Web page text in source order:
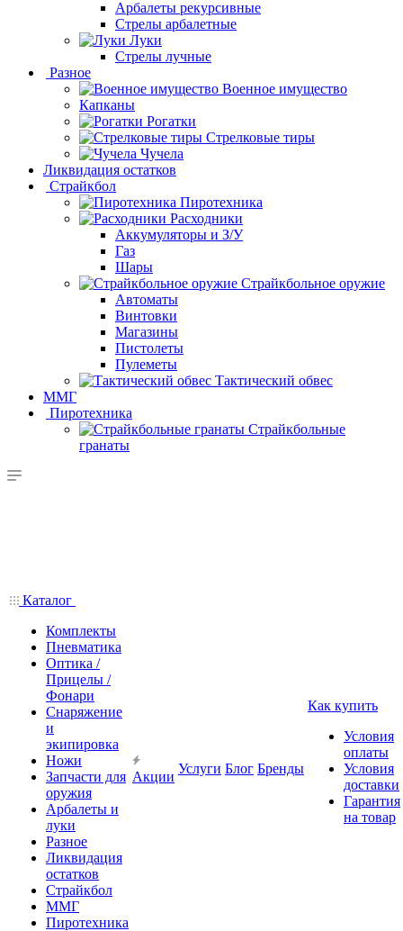
Арбалеты рекурсивные
Стрелы арбалетные
Луки
Стрелы лучные
Разное
Военное имущество
Капканы
Рогатки
Стрелковые тиры
Чучела
Ликвидация остатков
Страйкбол
Пиротехника
Расходники
Аккумуляторы и З/У
Газ
Шары
Страйкбольное оружие
Автоматы
Винтовки
Магазины
Пистолеты
Пулеметы
Тактический обвес
ММГ
Пиротехника
Страйкбольные
гранаты
Каталог
Комплекты
Пневматика
Оптика /
Прицелы /
Фонари
Снаряжение
и
экипировка
Ножи
Запчасти для
оружия
Арбалеты и
луки
Разное
Ликвидация
остатков
Страйкбол
ММГ
Пиротехника
Акции
Услуги Блог Бренды
Как купить
Условия
оплаты
Условия
доставки
Гарантия
на товар